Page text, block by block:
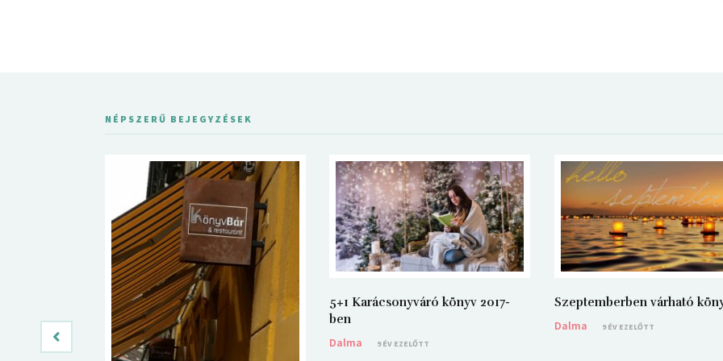
NÉPSZERŰ BEJEGYZÉSEK
5+1 Karácsonyváró könyv 2017-
ben
Dalma
9 ÉV EZELŐTT
Szeptemberben várható
Dalma
9 ÉV EZELŐTT